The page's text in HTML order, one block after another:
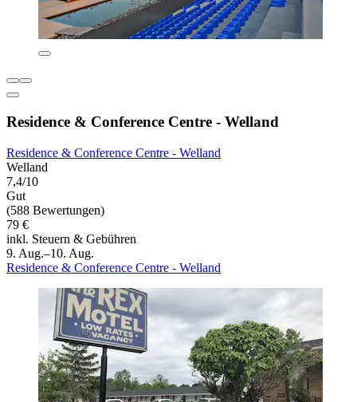
Residence & Conference Centre - Welland
Residence & Conference Centre - Welland
Welland
7,4/10
Gut
(588 Bewertungen)
79 €
inkl. Steuern & Gebühren
9. Aug.–10. Aug.
Residence & Conference Centre - Welland